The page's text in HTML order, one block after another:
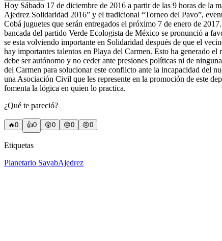
Hoy Sábado 17 de diciembre de 2016 a partir de las 9 horas de la
Ajedrez Solidaridad 2016” y el tradicional “Torneo del Pavo”,
Cobá juguetes que serán entregados el próximo 7 de enero de
bancada del partido Verde Ecologista de México se pronunció a
se esta volviendo importante en Solidaridad después de que el
hay importantes talentos en Playa del Carmen. Esto ha generado
debe ser autónomo y no ceder ante presiones políticas ni de
del Carmen para solucionar este conflicto ante la incapacidad del
una Asociación Civil que les represente en la promoción de este
fomenta la lógica en quien lo practica.
¿Qué te pareció?
🔥0 👍0 😲0 😢0 😠0
Etiquetas
Planetario SayabAjedrez